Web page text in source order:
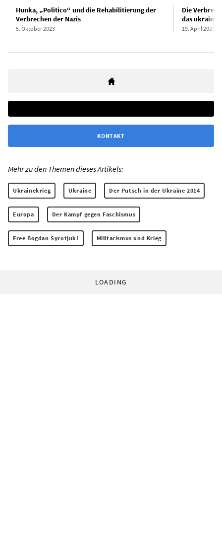
Hunka, „Politico“ und die Rehabilitierung der
Verbrechen der Nazis
5. Oktober 2023
Die
das
19. April 2023
KONTAKT
Mehr zu den Themen dieses Artikels:
Ukrainekrieg Ukraine Der Putsch in der Ukraine 2014
Europa Der Kampf gegen Faschismus
Free Bogdan Syrotjuk! Militarismus und Krieg
LOADING